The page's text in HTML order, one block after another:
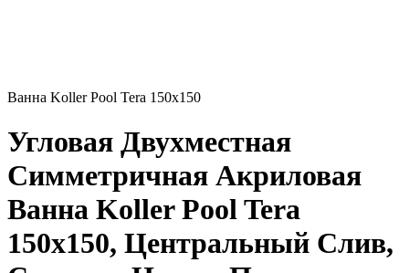
Ванна Koller Pool Tera 150x150
Угловая Двухместная
Симметричная Акриловая
Ванна Koller Pool Tera
150x150, Центральный Слив,